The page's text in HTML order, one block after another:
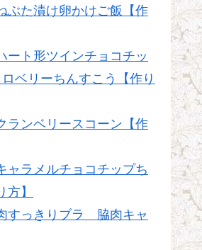
ぶた漬け卵かけご飯【作
ート形ツインチョコチッ
ベリーちんすこう【作り
ランベリースコーン【作
ャラメルチョコチップち
】
すっきりブラ 脇肉キャ